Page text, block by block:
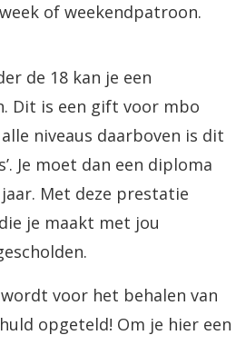
of weekendpatroon.
de 18 kan je een
Dit is een gift voor mbo
niveaus daarboven is dit
Je moet dan een diploma
Met deze prestatie
je maakt met jou
voor het behalen van
opgeteld! Om je hier een